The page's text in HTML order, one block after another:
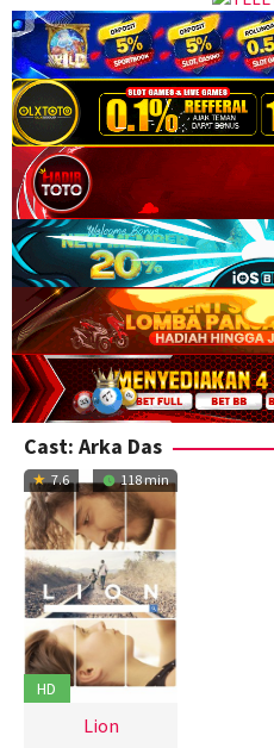
Cast: Arka Das
7.6 118 min
HD
Lion